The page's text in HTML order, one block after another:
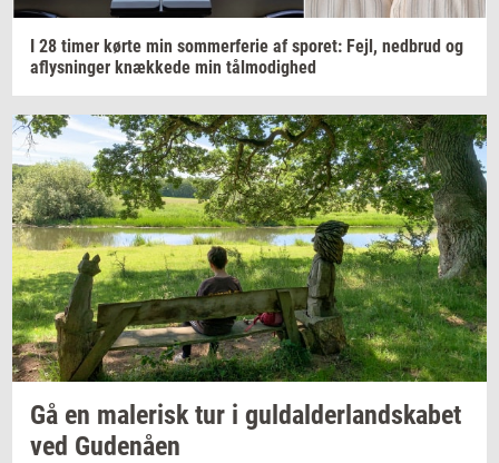
I 28 timer kørte min som­mer­fe­rie af spo­ret: Fejl, ned­brud og
af­lys­nin­ger knæk­ke­de min tå­l­mo­dig­hed
Gå en ma­le­risktur i gul­dal­der­land­ska­bet
ved Gu­denå­en